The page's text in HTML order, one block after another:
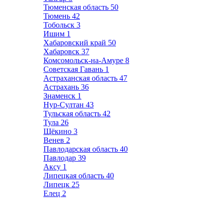
Тюменская область 50
Тюмень 42
Тобольск 3
Ишим 1
Хабаровский край 50
Хабаровск 37
Комсомольск-на-Амуре 8
Советская Гавань 1
Астраханская область 47
Астрахань 36
Знаменск 1
Нур-Султан 43
Тульская область 42
Тула 26
Щёкино 3
Венев 2
Павлодарская область 40
Павлодар 39
Аксу 1
Липецкая область 40
Липецк 25
Елец 2